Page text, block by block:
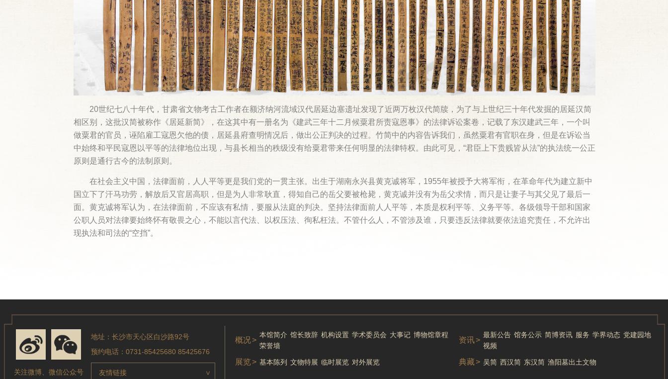
20世纪七八十年代，甘肃省文物考古工作者在额济纳河流域汉代居延边塞遗址发现了近两万枚汉代简牍，为了与上世纪三十年代发掘的居延汉简
相区别，这批汉简被称作《居延新简》，在这其中有一册名为《建武三年十二月候粟君所责寇恩事》的法律诉讼案卷，记载了东汉建武三年，一个叫
做粟君的官员，诬陷雇工寇恩欠他的债，居延县府查明情况后，做出公正判决的过程。竹简中的内容告诉我们，虽然粟君有官职在身，但是在诉讼当
中始终和平民寇恩以平等的法律地位出现，与县长相当的秩级没有给粟君带来任何明显的法律特权。由此可见，“君臣上下贵贱皆从法”的执法统一公正
原则是通行古今的法制原则。
在社会主义中国，法律面前，人人平等更是我们党的一贯主张。出生于湖南永兴县黄克诚将军，1955年被授予大将军衔，在革命年代为建立新中
国立下了汗马功劳，解放后又官居高职，但是为人非常耿直，得知自己的岳父要被枪毙，黄克诚并没有为岳父求情，而只是让妻子与其父见了最后一
面。黄克诚将军认为，在法律面前，不应该有私情，要服从法庭的判决。坚持法律面前人人平等，本质是权利平等、义务平等。各级领导干部和国家
公职人员对法律要始终怀有敬畏之心，不能以言代法、以权压法、徇私枉法。不管什么人，不管涉及谁，只要违反法律就要依法追究责任，不允许出
现执法和司法的“空挡”。
关注微博、微信公众号
地址：长沙市天心区白沙路92号
预约电话：0731-85425680 85425676
友情链接 >
概况 >
本馆简介 馆长致辞 机构设置 学术委员会 大事记 博物馆章程
荣誉墙
资讯 >
最新公告 馆务公示 简博资讯 服务 学界动态 党建园地
视频
展览 > 基本陈列 文物特展 临时展览 对外展览 典藏 > 吴简 西汉简 东汉简 渔阳墓出土文物